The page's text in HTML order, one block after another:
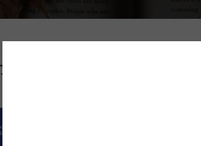
Sociales